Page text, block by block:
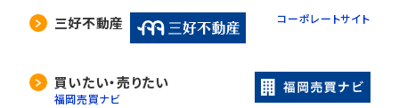
三好不動産 コーポレートサイト
買いたい・売りたい
福岡売買ナビ